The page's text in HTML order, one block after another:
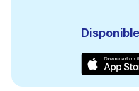
Disponible